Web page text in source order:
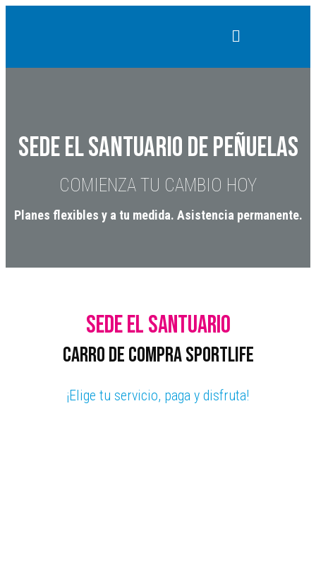
SEDE EL SANTUARIO DE PEÑUELAS
COMIENZA TU CAMBIO HOY
Planes flexibles y a tu medida. Asistencia permanente.
Sede El Santuario
CARRO DE COMPRA SPORTLIFE
¡Elige tu servicio, paga y disfruta!